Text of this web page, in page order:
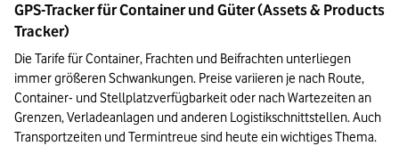
GPS-Tracker für Container und Güter (Assets & Products
Tracker)
Die Tarife für Container, Frachten und Beifrachten unterliegen
immer größeren Schwankungen. Preise variieren je nach Route,
Container- und Stellplatzverfügbarkeit oder nach Wartezeiten an
Grenzen, Verladeanlagen und anderen Logistikschnittstellen. Auch
Transportzeiten und Termintreue sind heute ein wichtiges Thema.